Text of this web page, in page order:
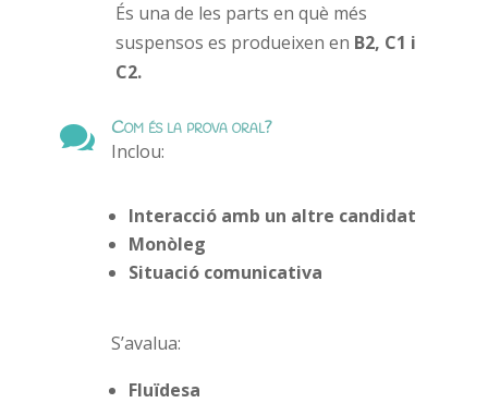
És una de les parts en què més
suspensos es produeixen en B2, C1 i
C2.
 Com és la prova oral?
Inclou:
Interacció amb un altre candidat
Monòleg
Situació comunicativa
S’avalua:
Fluïdesa